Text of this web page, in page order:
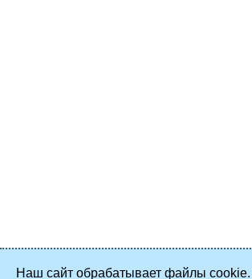
Наш сайт обрабатывает файлы cookie.